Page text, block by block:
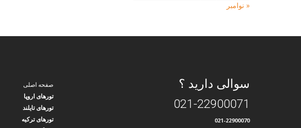
« نوامبر
صفحه اصلی
تورهای اروپا
تورهای تایلند
تورهای ترکیه
سوالی دارید ؟
021-22900071
021-22900070